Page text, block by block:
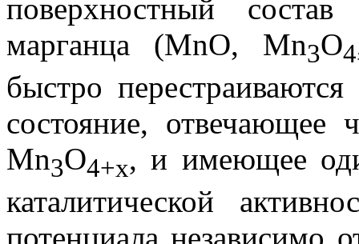
поверхностный
марганца (MnO, Mn3O4
быстро
состояние, отвечающее
Mn3O4+х, и имеющее
каталитической